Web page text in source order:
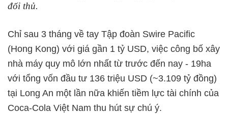
đối thủ.
Chỉ sau 3 tháng về tay Tập đoàn Swire Pacific
(Hong Kong) với giá gần 1 tỷ USD, việc công bố xây
nhà máy quy mô lớn nhất từ trước đến nay - 19ha
với tổng vốn đầu tư 136 triệu USD (~3.109 tỷ đồng)
tại Long An một lần nữa khiến tiềm lực tài chính của
Coca-Cola Việt Nam thu hút sự chú ý.